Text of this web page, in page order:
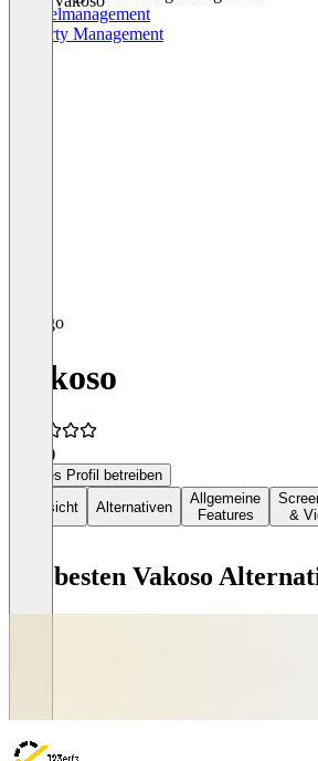
Mängelmanagement
Property Management
Vakoso
(2)
Dieses Profil betreiben
Übersicht
Alternativen
Allgemeine
Features
&
Die besten Vakoso